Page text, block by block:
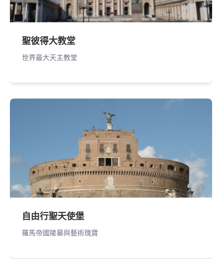
聖彼得大教堂
世界最大天主教堂
自由行聖天使堡
羅馬帝國陵墓與藝術瑰寶